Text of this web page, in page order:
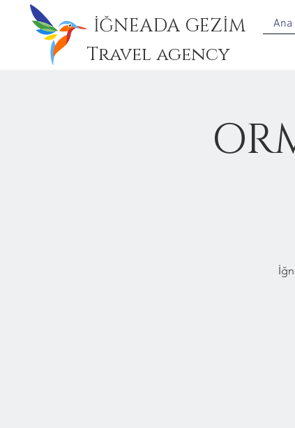
İĞNEADA GEZİM
Travel agency
Ana